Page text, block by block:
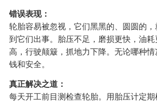
错误表现：
轮胎容易被忽视，它们黑黑的、圆圆的
到它们出事。胎压不足，磨损更快，油
高，行驶颠簸，抓地力下降。无论哪种
钱和安全。
真正解决之道：
每天开工前目测检查轮胎。用胎压计定